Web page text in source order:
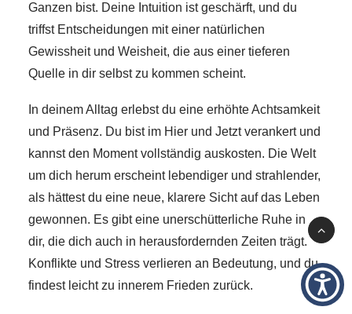
Ganzen bist. Deine Intuition ist geschärft, und du
triffst Entscheidungen mit einer natürlichen
Gewissheit und Weisheit, die aus einer tieferen
Quelle in dir selbst zu kommen scheint.
In deinem Alltag erlebst du eine erhöhte Achtsamkeit
und Präsenz. Du bist im Hier und Jetzt verankert und
kannst den Moment vollständig auskosten. Die Welt
um dich herum erscheint lebendiger und strahlender,
als hättest du eine neue, klarere Sicht auf das Leben
gewonnen. Es gibt eine unerschütterliche Ruhe in
dir, die dich auch in herausfordernden Zeiten trägt.
Konflikte und Stress verlieren an Bedeutung, und du
findest leicht zu innerem Frieden zurück.